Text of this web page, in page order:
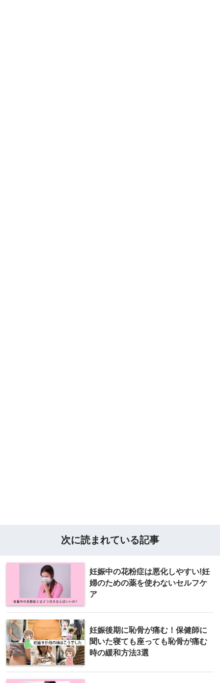
次に読まれている記事
妊娠中の花粉症は悪化しやすい!妊
婦のための薬を使わないセルフケ
ア
妊娠後期に恥骨が痛む！保健師に
聞いた寝ても座っても恥骨が痛む
時の緩和方法3選